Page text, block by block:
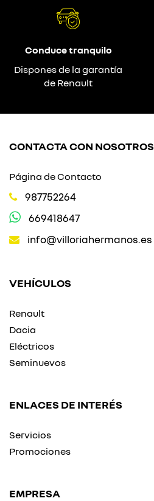
Conduce tranquilo
Dispones de la garantía
de Renault
CONTACTA CON NOSOTROS
Página de Contacto
987752264
669418647
info@villoriahermanos.es
VEHÍCULOS
Renault
Dacia
Eléctricos
Seminuevos
ENLACES DE INTERÉS
Servicios
Promociones
EMPRESA